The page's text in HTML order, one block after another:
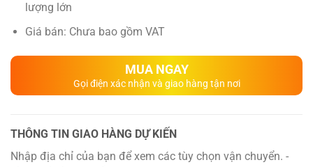
lượng lớn
Giá bán: Chưa bao gồm VAT
MUA NGAY
Gọi điện xác nhận và giao hàng tận nơi
THÔNG TIN GIAO HÀNG DỰ KIẾN
Nhập địa chỉ của bạn để xem các tùy chọn vận chuyển. -